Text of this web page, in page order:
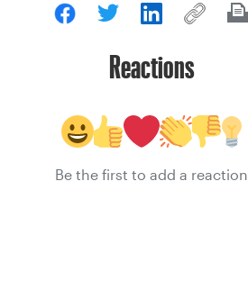
Reactions
Be the first to add a reaction